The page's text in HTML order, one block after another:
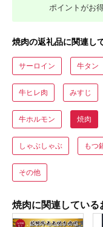
ポイントがお
焼肉の返礼品に関連し
サーロイン 牛タン
牛ヒレ肉 みすじ
牛ホルモン 焼肉
しゃぶしゃぶ もつ
その他
焼肉に関連している